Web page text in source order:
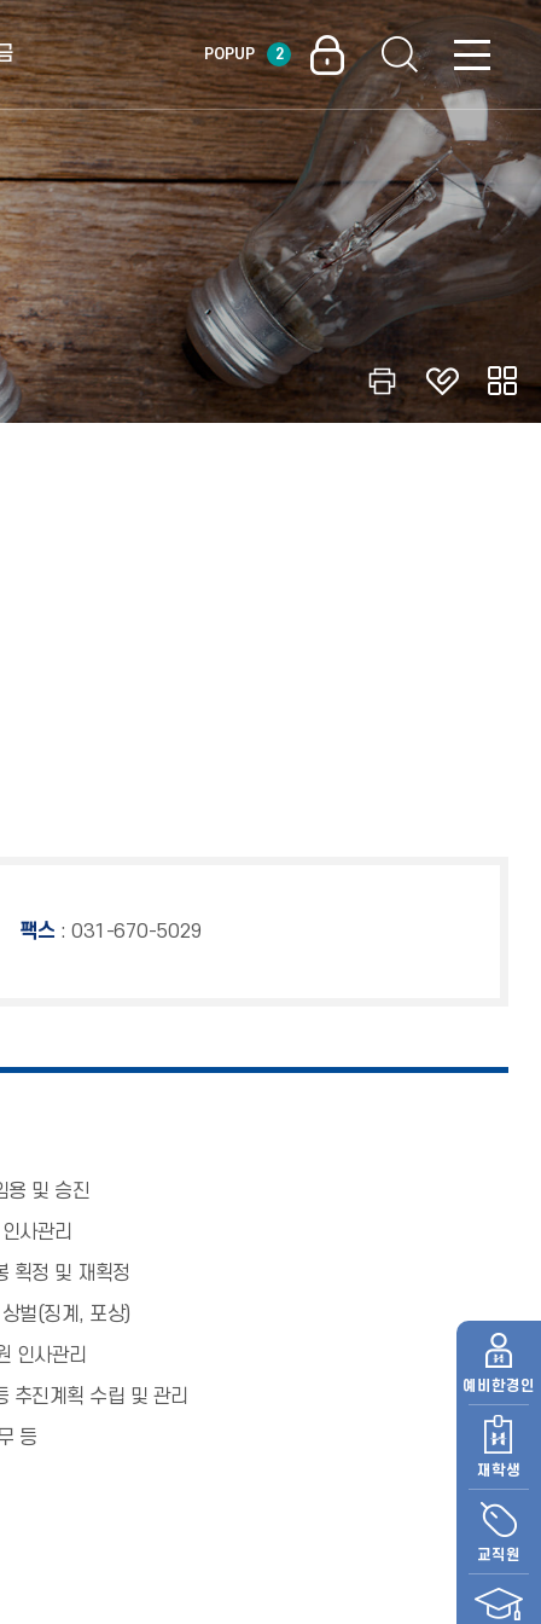
POPUP 2
예비 한경인
재학생
교직원
팩스 : 031-670-5029
용 및 승진
사관리
획정 및 재획정
벌(징계, 포상)
인사관리
추진계획 수립 및 관리
등